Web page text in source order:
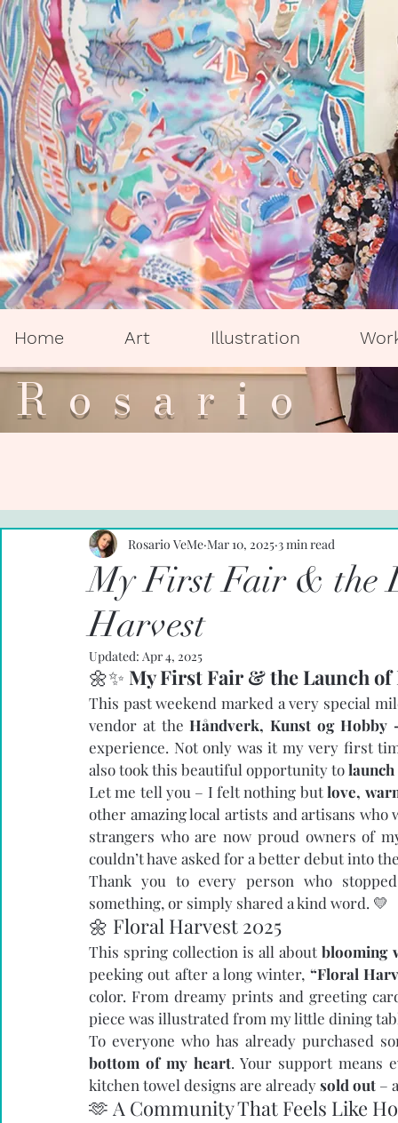
Home Art Illustration
My First Fair & the
Harvest
Rosario VeMe Mar 10, 2025 3 min read
Updated: Apr 4, 2025
🌼✨ My First Fair & the Launch of
This past weekend marked a very special
vendor at the Håndverk, Kunst og Hobby
experience. Not only was it my very first
also took this beautiful opportunity to
Let me tell you – I felt nothing but love,
other amazing local artists and artisans
strangers who are now proud owners of
couldn’t have asked for a better debut into
Thank you to every person who
something, or simply shared a kind word. 💛
🌼 Floral Harvest 2025
This spring collection is all about blooming
peeking out after a long winter, “Floral
color. From dreamy prints and greeting
piece was illustrated from my little dining
To everyone who has already purchased
bottom of my heart. Your support means
kitchen towel designs are already sold out –
🫶 A Community That Feels Like